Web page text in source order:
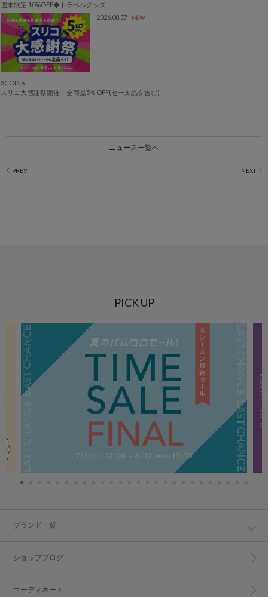
週末限定 10%OFF◆トラベルグッズ
2026.08.07
NEW
3COINS
スリコ大感謝祭開催！全商品5％OFF(セール品を含む)
ニュース一覧へ
PICK UP
ブランド一覧
ショップブログ
コーディネート